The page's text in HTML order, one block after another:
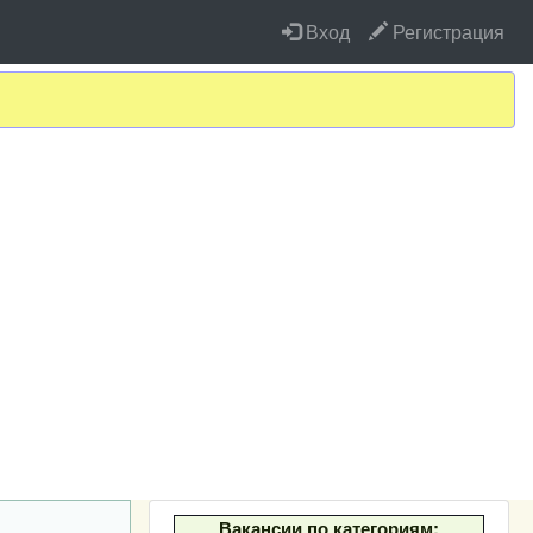
Вход Регистрация